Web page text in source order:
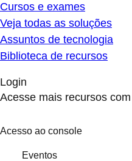
Cursos e exames
Veja todas as soluções
Assuntos de tecnologia
Biblioteca de recursos
Login
Acesse mais recursos
Acesso ao console
Eventos